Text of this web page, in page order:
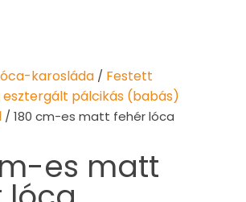
karosláda / Festett
esztergált pálcikás (babás)
/ 180 cm-es matt fehér lóca
es matt